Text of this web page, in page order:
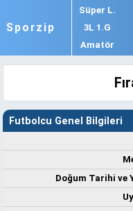
Sporzip
Süper L.
3L 1.G
Amatör
Futbolcu Genel Bilgileri
Doğum Tarihi ve